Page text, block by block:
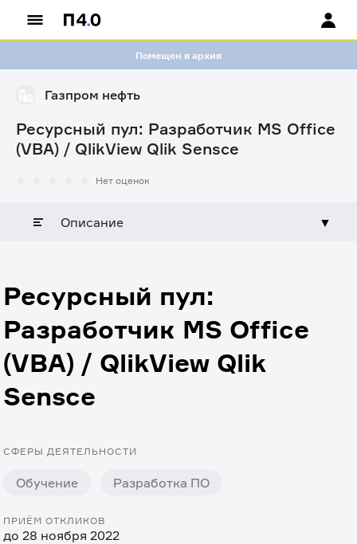
Помещен в архив
Газпром нефть
Ресурсный пул: Разработчик MS Office
(VBA) / QlikView Qlik Sensce
Нет оценок
Описание ▼
Ресурсный пул:
Разработчик MS Office
(VBA) / QlikView Qlik
Sensce
СФЕРЫ ДЕЯТЕЛЬНОСТИ
Обучение Разработка ПО
ПРИЁМ ОТКЛИКОВ
до 28 ноября 2022